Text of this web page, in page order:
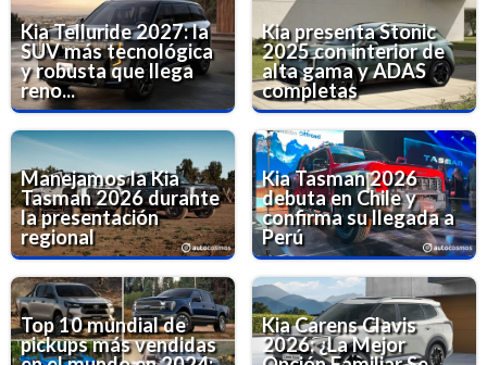
Kia Telluride 2027: la
SUV más tecnológica
y robusta que llega
reno...
Kia presenta Stonic
2025 con interior de
alta gama y ADAS
completas
Manejamos la Kia
Tasman 2026 durante
la presentación
regional
Kia Tasman 2026
debuta en Chile y
confirma su llegada a
Perú
Top 10 mundial de
pickups más vendidas
Kia Carens Clavis
2026: ¿La Mejor